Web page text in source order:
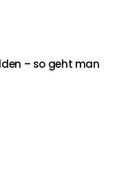
– so geht man